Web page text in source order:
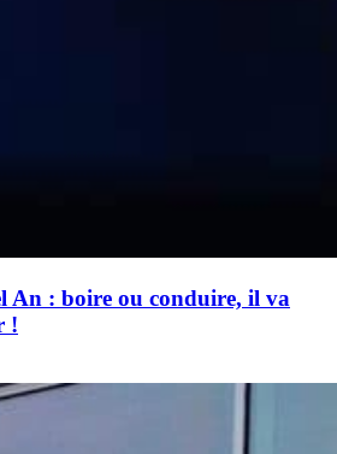
An : boire ou conduire, il va
!